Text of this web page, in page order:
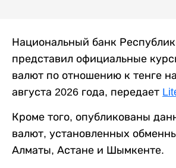
Национальный банк
представил официальные
валют по отношению к тенге
августа 2026 года, передает
Кроме того, опубликованы
валют, установленных
Алматы, Астане и Шымкенте.